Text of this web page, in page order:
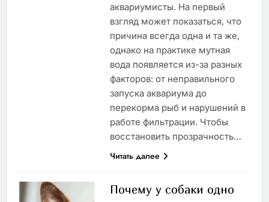
аквариумисты. На первый
взгляд может показаться, что
причина всегда одна и та же,
однако на практике мутная
вода появляется из-за разных
факторов: от неправильного
запуска аквариума до
перекорма рыб и нарушений в
работе фильтрации. Чтобы
восстановить прозрачность…
Читать далее
Почему у собаки одно